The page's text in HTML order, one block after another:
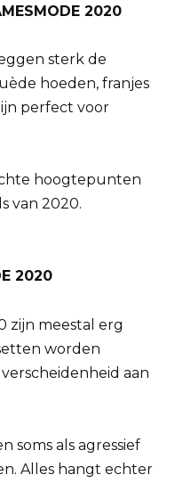
2020
sterk de
hoeden, franjes
perfect voor
hoogtepunten
van 2020.
2020
zijn meestal erg
worden
aan
soms als agressief
Alles hangt echter